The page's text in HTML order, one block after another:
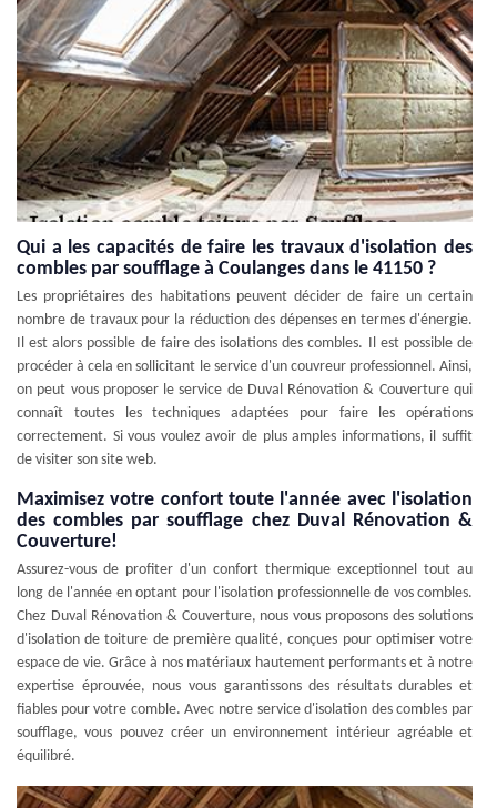
Qui a les capacités de faire les travaux d'isolation des
combles par soufflage à Coulanges dans le 41150 ?
Les propriétaires des habitations peuvent décider de faire un certain
nombre de travaux pour la réduction des dépenses en termes d'énergie.
Il est alors possible de faire des isolations des combles. Il est possible de
procéder à cela en sollicitant le service d'un couvreur professionnel. Ainsi,
on peut vous proposer le service de Duval Rénovation & Couverture qui
connaît toutes les techniques adaptées pour faire les opérations
correctement. Si vous voulez avoir de plus amples informations, il suffit
de visiter son site web.
Maximisez votre confort toute l'année avec l'isolation
des combles par soufflage chez Duval Rénovation &
Couverture!
Assurez-vous de profiter d'un confort thermique exceptionnel tout au
long de l'année en optant pour l'isolation professionnelle de vos combles.
Chez Duval Rénovation & Couverture, nous vous proposons des solutions
d'isolation de toiture de première qualité, conçues pour optimiser votre
espace de vie. Grâce à nos matériaux hautement performants et à notre
expertise éprouvée, nous vous garantissons des résultats durables et
fiables pour votre comble. Avec notre service d'isolation des combles par
soufflage, vous pouvez créer un environnement intérieur agréable et
équilibré.